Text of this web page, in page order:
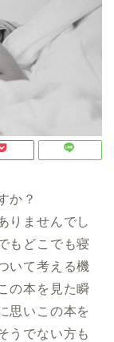
か？
りませんでし
もどこでも寝
いて考える機
の本を見た瞬
思いこの本を
うでない方も